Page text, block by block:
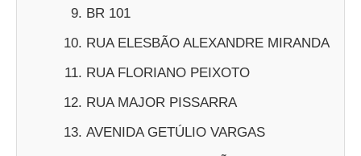
BR 101
RUA ELESBÃO ALEXANDRE MIRANDA
RUA FLORIANO PEIXOTO
RUA MAJOR PISSARRA
AVENIDA GETÚLIO VARGAS